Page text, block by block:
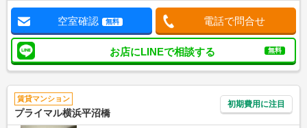
空室確認 無料 電話で問合せ
お店にLINEで相談する 無料
賃貸マンション
プライマル横浜平沼橋
初期費用に注目